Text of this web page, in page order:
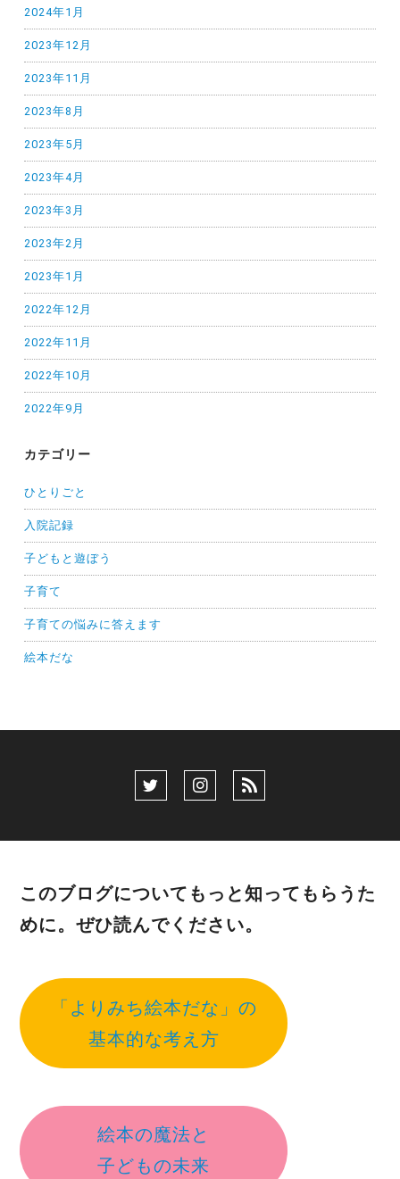
2024年1月
2023年12月
2023年11月
2023年8月
2023年5月
2023年4月
2023年3月
2023年2月
2023年1月
2022年12月
2022年11月
2022年10月
2022年9月
カテゴリー
ひとりごと
入院記録
子どもと遊ぼう
子育て
子育ての悩みに答えます
絵本だな
このブログについてもっと知ってもらうた
めに。ぜひ読んでください。
「よりみち絵本だな」の
基本的な考え方
絵本の魔法と
子どもの未来